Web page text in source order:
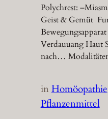
Polychrest:
Geist & Gemüt
Verdauuang Haut
nach…
inHomöopathie
Pflanzenmittel